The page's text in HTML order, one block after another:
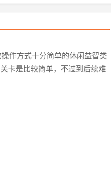
作方式十分简单的休闲益智类
卡是比较简单，不过到后续难